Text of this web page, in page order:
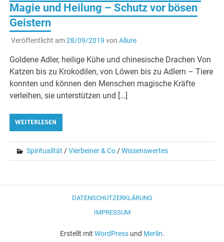
Magie und Heilung – Schutz vor bösen
Geistern
Veröffentlicht am28/09/2019 von Allure
Goldene Adler, heilige Kühe und chinesische Drachen Von
Katzen bis zu Krokodilen, von Löwen bis zu Adlern – Tiere
konnten und können den Menschen magische Kräfte
verleihen, sie unterstützen und […]
WEITERLESEN
Spiritualität /Vierbeiner & Co/Wissenswertes
DATENSCHUTZERKLÄRUNG
IMPRESSUM
Erstellt mit WordPressund Merlin.